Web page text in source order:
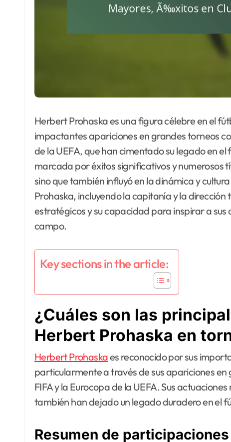
Herbert Prohaska es una figura célebre en el
impactantes apariciones en grandes torneos
de la UEFA, que han cimentado su legado en
marcada por éxitos significativos y numerosos
sino que también influyó en la dinámica y
Prohaska, incluyendo la capitanía y la
estratégicos y su capacidad para inspirar a
campo.
Key sections in the article:
¿Cuáles son las
Herbert Prohaska en
Herbert Prohaskaes reconocido por sus
particularmente a través de sus apariciones
FIFA y la Eurocopa de la UEFA. Sus
también han dejado un legado duradero en el
Resumen de